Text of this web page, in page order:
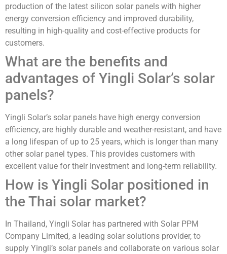
production of the latest silicon solar panels with higher
energy conversion efficiency and improved durability,
resulting in high-quality and cost-effective products for
customers.
What are the benefits and
advantages of Yingli Solar’s solar
panels?
Yingli Solar’s solar panels have high energy conversion
efficiency, are highly durable and weather-resistant, and have
a long lifespan of up to 25 years, which is longer than many
other solar panel types. This provides customers with
excellent value for their investment and long-term reliability.
How is Yingli Solar positioned in
the Thai solar market?
In Thailand, Yingli Solar has partnered with Solar PPM
Company Limited, a leading solar solutions provider, to
supply Yingli’s solar panels and collaborate on various solar